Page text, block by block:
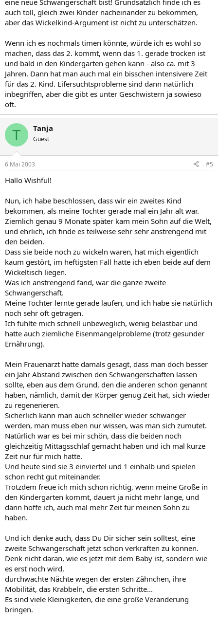
eine neue Schwangerschaft bist! Grundsätzlich finde ich es
auch toll, gleich zwei Kinder nacheinander zu bekommen,
aber das Wickelkind-Argument ist nicht zu unterschätzen.
Wenn ich es nochmals timen könnte, würde ich es wohl so
machen, dass das 2. kommt, wenn das 1. gerade trocken ist
und bald in den Kindergarten gehen kann - also ca. mit 3
Jahren. Dann hat man auch mal ein bisschen intensivere Zeit
für das 2. Kind. Eifersuchtsprobleme sind dann natürlich
inbegriffen, aber die gibt es unter Geschwistern ja sowieso
oft.
T Tanja
Guest
6 Mai 2003 #5
Hallo Wishful!
Nun, ich habe beschlossen, dass wir ein zweites Kind
bekommen, als meine Tochter gerade mal ein Jahr alt war.
Ziemlich genau 9 Monate später kam mein Sohn auf die Welt,
und ehrlich, ich finde es teilweise sehr sehr anstrengend mit
den beiden.
Dass sie beide noch zu wickeln waren, hat mich eigentlich
kaum gestört, im heftigsten Fall hatte ich eben beide auf dem
Wickeltisch liegen.
Was ich anstrengend fand, war die ganze zweite
Schwangerschaft.
Meine Tochter lernte gerade laufen, und ich habe sie natürlich
noch sehr oft getragen.
Ich fühlte mich schnell unbeweglich, wenig belastbar und
hatte auch ziemliche Eisenmangelprobleme (trotz gesunder
Ernährung).
Mein Frauenarzt hatte damals gesagt, dass man doch besser
ein Jahr Abstand zwischen den Schwangerschaften lassen
sollte, eben aus dem Grund, den die anderen schon genannt
haben, nämlich, damit der Körper genug Zeit hat, sich wieder
zu regenerieren.
Sicherlich kann man auch schneller wieder schwanger
werden, man muss eben nur wissen, was man sich zumutet.
Natürlich war es bei mir schön, dass die beiden noch
gleichzeitig Mittagsschlaf gemacht haben und ich mal kurze
Zeit nur für mich hatte.
Und heute sind sie 3 einviertel und 1 einhalb und spielen
schon recht gut miteinander.
Trotzdem freue ich mich schon richtig, wenn meine Große in
den Kindergarten kommt, dauert ja nicht mehr lange, und
dann hoffe ich, auch mal mehr Zeit für meinen Sohn zu
haben.
Und ich denke auch, dass Du Dir sicher sein solltest, eine
zweite Schwangerschaft jetzt schon verkraften zu können.
Denk nicht daran, wie es jetzt mit dem Baby ist, sondern wie
es erst noch wird,
durchwachte Nächte wegen der ersten Zähnchen, ihre
Mobilität, das Krabbeln, die ersten Schritte...
Es sind viele Kleinigkeiten, die eine große Veränderung
bringen.